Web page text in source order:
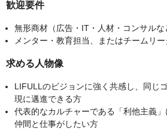
歓迎要件
無形商材（広告・IT・人材・コンサル
メンター・教育担当、またはチームリー
求める人物像
LIFULLのビジョンに強く共感し、同じ
現に邁進できる方
代表的なカルチャーである「利他主義
仲間と仕事がしたい方